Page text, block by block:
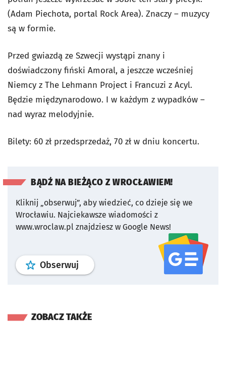
(Adam Piechota, portal Rock Area). Znaczy – muzycy
są w formie.
Przed gwiazdą ze Szwecji wystąpi znany i
doświadczony fiński Amoral, a jeszcze wcześniej
Niemcy z The Lehmann Project i Francuzi z Acyl.
Będzie międzynarodowo. I w każdym z wypadków –
nad wyraz melodyjnie.
Bilety: 60 zł przedsprzedaż, 70 zł w dniu koncertu.
BĄDŹ NA BIEŻĄCO Z WROCŁAWIEM!
Kliknij „obserwuj”, aby wiedzieć, co dzieje się we
Wrocławiu. Najciekawsze wiadomości z
www.wroclaw.pl znajdziesz w Google News!
Obserwuj profil serwisu
ZOBACZ TAKŻE